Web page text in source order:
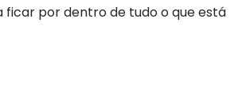
ficar por dentro de tudo o que está